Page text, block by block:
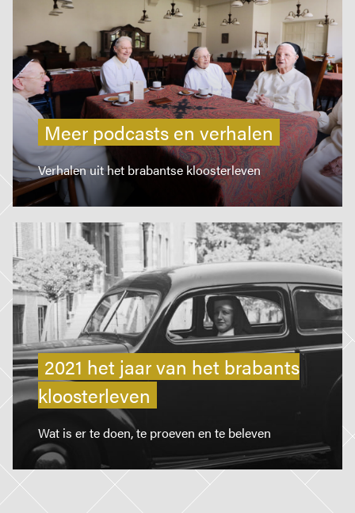
Meer podcasts en verhalen
Verhalen uit het brabantse kloosterleven
2021 het jaar van het brabants
kloosterleven
Wat is er te doen, te proeven en te beleven